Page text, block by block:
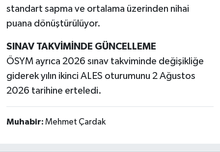
standart sapma ve ortalama üzerinden nihai
puana dönüştürülüyor.
SINAV TAKVİMİNDE GÜNCELLEME
ÖSYM ayrıca 2026 sınav takviminde değişikliğe
giderek yılın ikinci ALES oturumunu 2 Ağustos
2026 tarihine erteledi.
Muhabir: Mehmet Çardak